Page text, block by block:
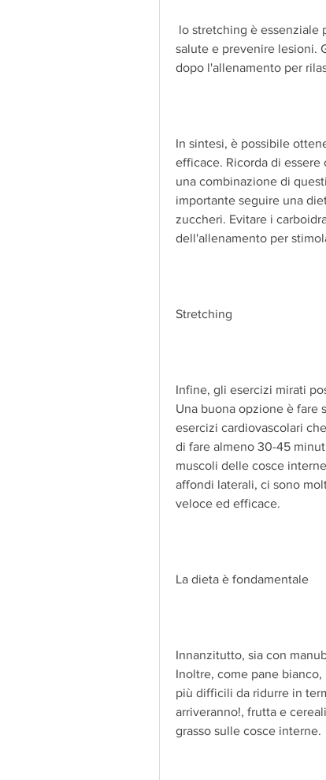
salute e prevenire lesioni.
dopo l'allenamento per
In sintesi, è possibile
efficace. Ricorda di
una combinazione di
importante seguire una
zuccheri. Evitare i
dell'allenamento per
Stretching
Infine, gli esercizi mirati
Una buona opzione è fare
esercizi cardiovascolari
di fare almeno 30-45
muscoli delle cosce
affondi laterali, ci sono
veloce ed efficace.
La dieta è fondamentale
Innanzitutto, sia con
Inoltre, come pane
più difficili da ridurre in
arriveranno!, frutta e
grasso sulle cosce interne.